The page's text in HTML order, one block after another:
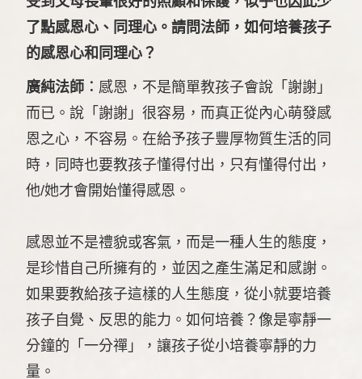
了點感恩心、同理心。請問法師，如何培養孩子
的感恩心和同理心？
廣純法師︰ 感恩，不是簡單教孩子會說「謝謝」
而已。說「謝謝」很容易，而真正從內心萌發感
恩之心，不容易。在給予孩子豐厚物質生活的同
時，同時也要教孩子懂得付出，只有懂得付出，
他/她才會開始懂得感恩。
感恩並不是禮貌或客氣，而是一種人生的態度，
是珍惜自己所擁有的，並因之產生滿足和感謝。
如果要教給孩子這樣的人生態度，從小就要培養
孩子自覺、反思的能力。如何培養？像是寧靜一
分鐘的「一分禪」，讓孩子從小培養寧靜的力
量。